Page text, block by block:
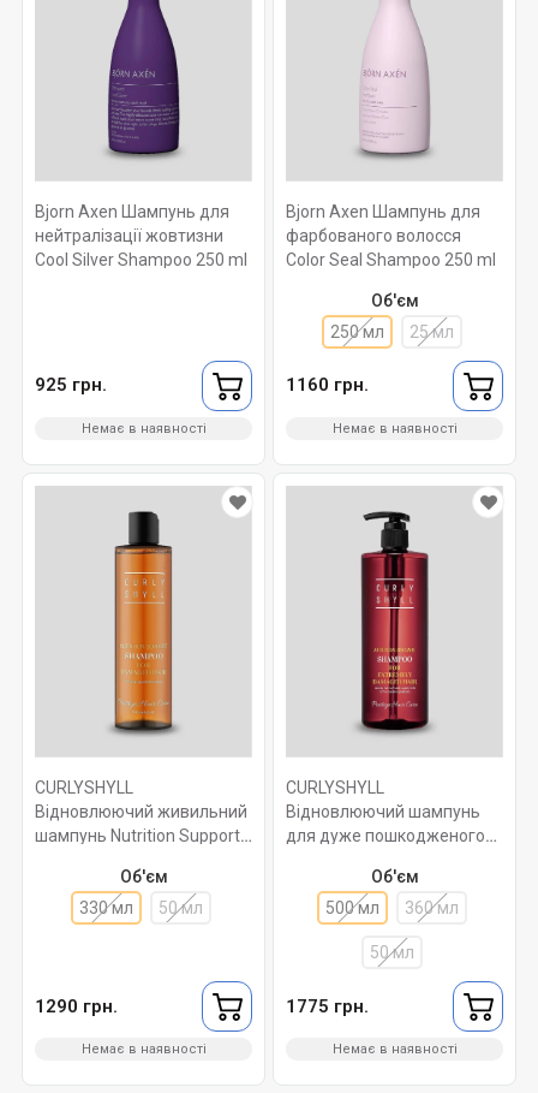
Bjorn Axen Шампунь для
нейтралізації жовтизни
Cool Silver Shampoo 250 ml
925 грн.
Немає в наявності
Bjorn Axen Шампунь для
фарбованого волосся
Color Seal Shampoo 250 ml
Об'єм
250 мл
25 мл
1160 грн.
Немає в наявності
CURLYSHYLL
Відновлюючий живильний
шампунь Nutrition Support
Об'єм
330 мл
50 мл
1290 грн.
Немає в наявності
CURLYSHYLL
Відновлюючий шампунь
для дуже пошкодженого
Shampoo 500 мл
Об'єм
500 мл
360 мл
50 мл
1775 грн.
Немає в наявності